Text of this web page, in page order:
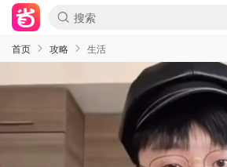
首页 攻略 生活